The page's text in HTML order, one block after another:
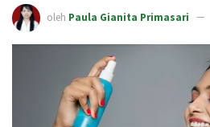
oleh Paula Gianita Primasari